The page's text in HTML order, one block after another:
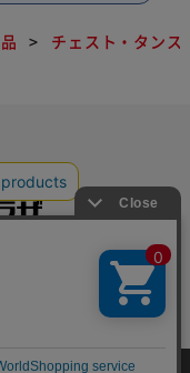
チェスト・タンス
業者の表示